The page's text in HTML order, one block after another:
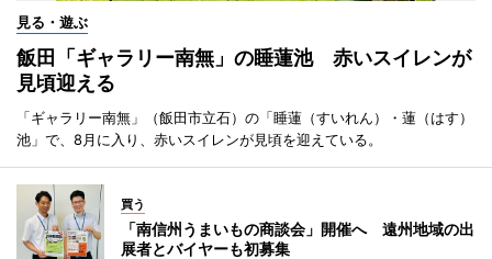
見る・遊ぶ
飯田「ギャラリー南無」の睡蓮池 赤いスイレンが
見頃迎える
「ギャラリー南無」（飯田市立石）の「睡蓮（すいれん）・蓮（はす）
池」で、8月に入り、赤いスイレンが見頃を迎えている。
買う
「南信州うまいもの商談会」開催へ 遠州地域の出
展者とバイヤーも初募集